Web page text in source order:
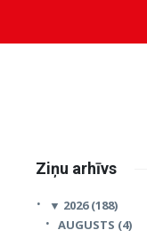
Ziņu arhīvs
▼ 2026 (188)
AUGUSTS (4)